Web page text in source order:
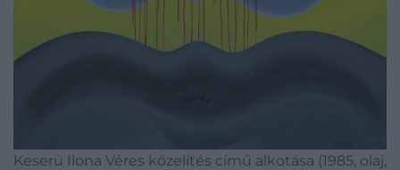
Keserü Ilona Véres közelítés című alkotása (1985, olaj,